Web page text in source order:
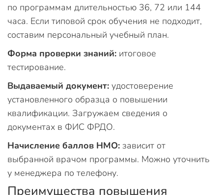
по программам длительностью 36, 72 или 144
часа. Если типовой срок обучения не подходит,
составим персональный учебный план.
Форма проверки знаний: итоговое
тестирование.
Выдаваемый документ: удостоверение
установленного образца о повышении
квалификации. Загружаем сведения о
документах в ФИС ФРДО.
Начисление баллов НМО: зависит от
выбранной врачом программы. Можно уточнить
у менеджера по телефону.
Преимущества повышения